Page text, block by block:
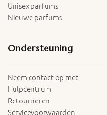
Unisex parfums
Nieuwe parfums
Ondersteuning
Neem contact op met
Hulpcentrum
Retourneren
Servicevoorwaarden